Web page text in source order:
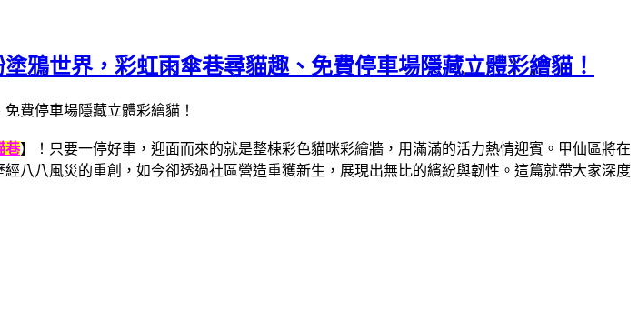
鴉世界，彩虹雨傘巷尋貓趣、免費停車場隱藏立體彩繪貓！
巷】！只要一停好車，迎面而來的就是整棟彩色貓咪彩繪牆，用滿滿的活力熱情迎賓。甲仙區將在
八八風災的重創，如今卻透過社區營造重獲新生，展現出無比的繽紛與韌性。這篇就帶大家深度